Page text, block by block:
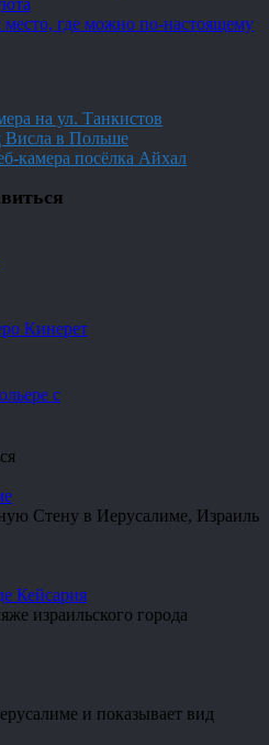
где можно по-настоящему
на ул. Танкистов
Висла в Польше
камера посёлка Айхал
Кинерет
с
Стену в Иерусалиме, Израиль
Кейсария
израильского города
и показывает вид